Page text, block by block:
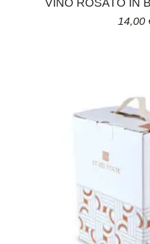
VINO ROSATO IN
14,00